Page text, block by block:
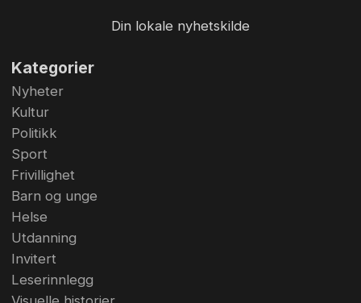
Din lokale nyhetskilde
Kategorier
Nyheter
Kultur
Politikk
Sport
Frivillighet
Barn og unge
Helse
Utdanning
Invitert
Leserinnlegg